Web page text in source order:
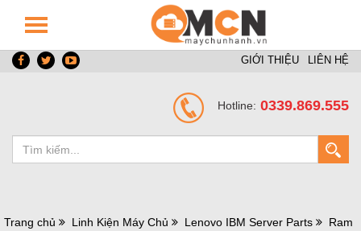
GIỚI THIỆU LIÊN HỆ
Hotline: 0339.869.555
Trang chủ Linh Kiện Máy Chủ Lenovo IBM Server Parts
Ram